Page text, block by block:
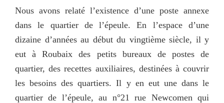
Nous avons relaté l’existence d’une poste annexe
dans le quartier de l’épeule. En l’espace d’une
dizaine d’années au début du vingtième siècle, il y
eut à Roubaix des petits bureaux de postes de
quartier, des recettes auxiliaires, destinées à couvrir
les besoins des quartiers. Il y en eut une dans le
quartier de l’épeule, au n°21 rue Newcomen qui